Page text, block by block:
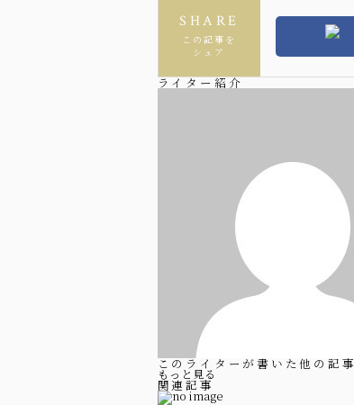
SHARE
この記事を
シェア
ライター紹介
このライターが書いた他の記事
もっと見る
関連記事